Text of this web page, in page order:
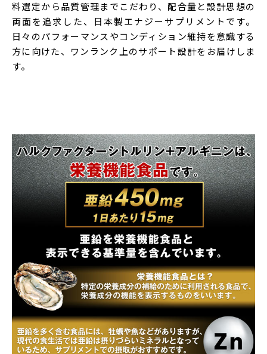
師に相談してください。
・天然由来原料を使用しているため、色やにおいに違い
がある場合がありますが、品質に問題ございません。
・栄養機能食品（亜鉛）亜鉛は、たんぱく質・核酸の代
2,200kcal）に占める割合：亜鉛170％
製造国
日本
賞味期限
製造から2年
広告文責
シーエスシー株式会社 0570-055-345
料選定から品質管理までこだわり、配合量と設計思想の
両面を追求した、日本製エナジーサプリメントです。
日々のパフォーマンスやコンディション維持を意識する
方に向けた、ワンランク上のサポート設計をお届けしま
す。